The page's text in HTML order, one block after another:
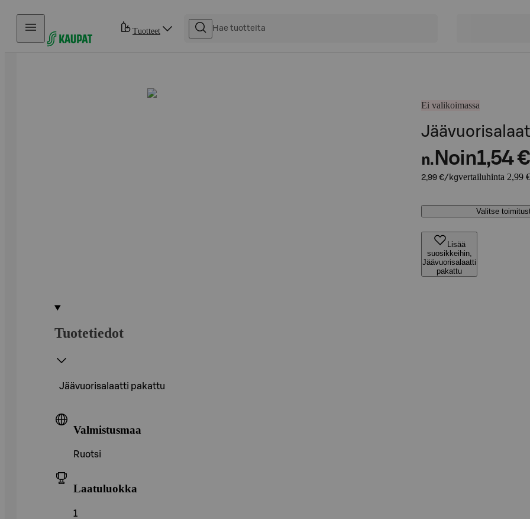
Hyppää sisältöön
Tuotteet
Ei valikoimassa
n. Noin1,54 €
2,99 €/kgvertailuhinta 2,99
Valitse
Lisää
suosikkeihin,
Jäävuorisalaatti
pakattu
Tuotetiedot
Jäävuorisalaatti pakattu
Valmistusmaa
Ruotsi
Laatuluokka
1